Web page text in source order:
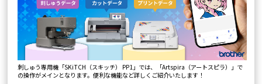
刺しゅう専用機「SKiTCH（スキッチ） PP1」では、「Artspira（アートスピラ）」で
の操作がメインとなります。便利な機能など詳しくご紹介いたします！